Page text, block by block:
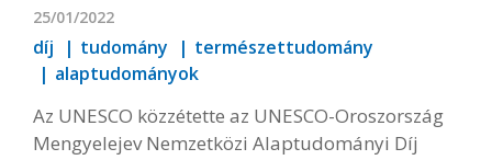
25/01/2022
díj tudomány
természettudomány
alaptudományok
Az UNESCO közzétette az UNESCO-Oroszország
Mengyelejev Nemzetközi Alaptudományi Díj